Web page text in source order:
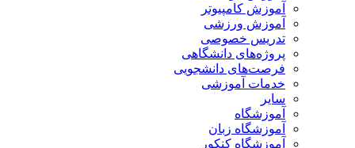
آموزش کامپیوتر
آموزش ورزشی
تدریس خصوصی
پروژه‌های دانشگاهی
فرصت‌های دانشجویی
خدمات آموزشی
سایر
آموزشگاه
آموزشگاه زبان
آموزشگاه کنکور